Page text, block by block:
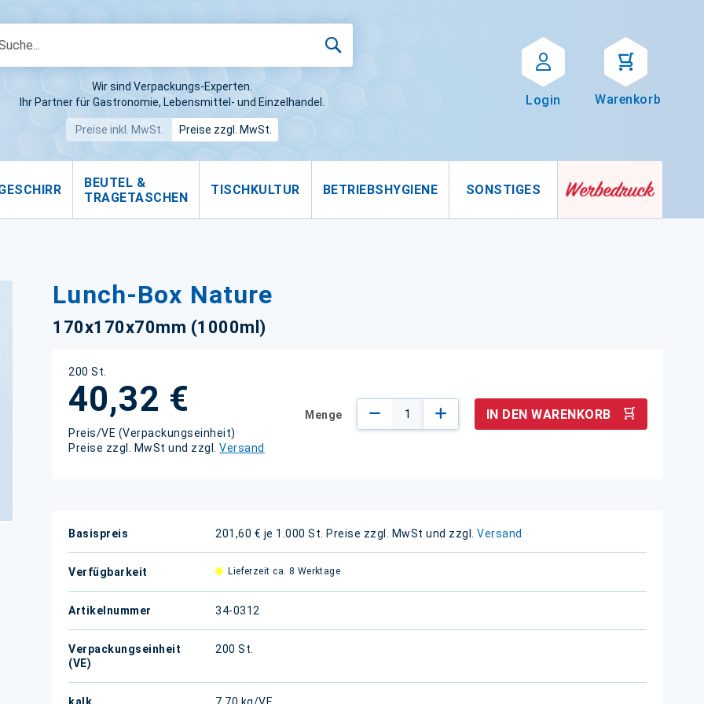
Wir sind Verpackungs-Experten.
Ihr Partner für Gastronomie, Lebensmittel- und Einzelhandel.
Preise inkl. MwSt. Preise zzgl. MwSt.
Login Warenkorb
BEUTEL &
TRAGETASCHEN
TISCHKULTUR BETRIEBSHYGIENE SONSTIGES
Lunch-Box Nature
170x170x70mm (1000ml)
200 St.
40,32 €
Preis/VE (Verpackungseinheit)
Preise zzgl. MwSt und zzgl.Versand
Menge IN DEN WARENKORB
Weitere
Basispreis 201,60 € je 1.000 St. Preise zzgl. MwSt und zzgl.Versand
Verfügbarkeit Lieferzeit ca. 8 Werktage
Artikelnummer 34-0312
Verpackungseinheit
(VE)
200 St.